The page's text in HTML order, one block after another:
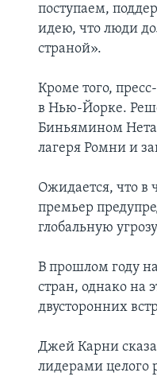
поступаем,
идею, что люди
страной».
Кроме того,
в Нью-Йорке.
Биньямином
лагеря Ромни и
Ожидается, что в
премьер
глобальную
В прошлом году
стран, однако на
двусторонних
Джей Карни
лидерами целого